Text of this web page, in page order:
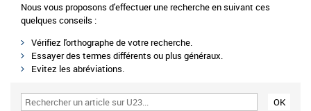
Nous vous proposons d'effectuer une recherche en suivant ces
quelques conseils :
Vérifiez l'orthographe de votre recherche.
Essayer des termes différents ou plus généraux.
Evitez les abréviations.